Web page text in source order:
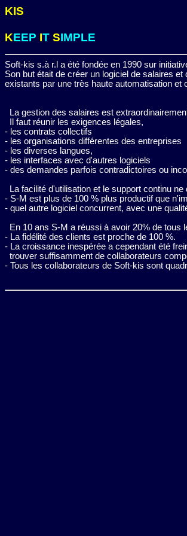
KIS
KEEP IT SIMPLE
Soft-kis s.à r.l a été fondée en 1990 sur
Son but était de créer un logiciel de salaires
existants par une très haute automatisation et
La gestion des salaires est
Il faut réunir les exigences légales,
- les contrats collectifs
- les organisations différentes des entreprises
- les diverses langues,
- les interfaces avec d'autres logiciels
- des demandes parfois contradictoires ou
La facilité d'utilisation et le support continu
- S-M est plus de 100 % plus productif que
- quel autre logiciel concurrent, avec une
En 10 ans S-M a réussi à avoir 20% de tous
- La fidélité des clients est proche de 100 %.
- La croissance inespérée a cependant été
trouver suffisamment de collaborateurs
- Tous les collaborateurs de Soft-kis sont